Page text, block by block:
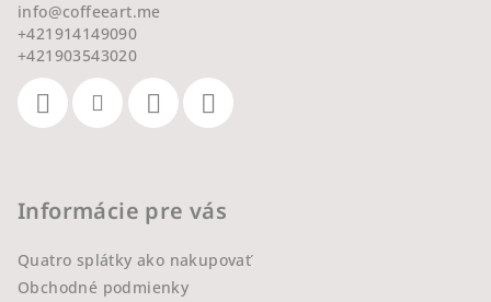
info@coffeeart.me
+421914149090
+421903543020
Informácie pre vás
Quatro splátky ako nakupovať
Obchodné podmienky